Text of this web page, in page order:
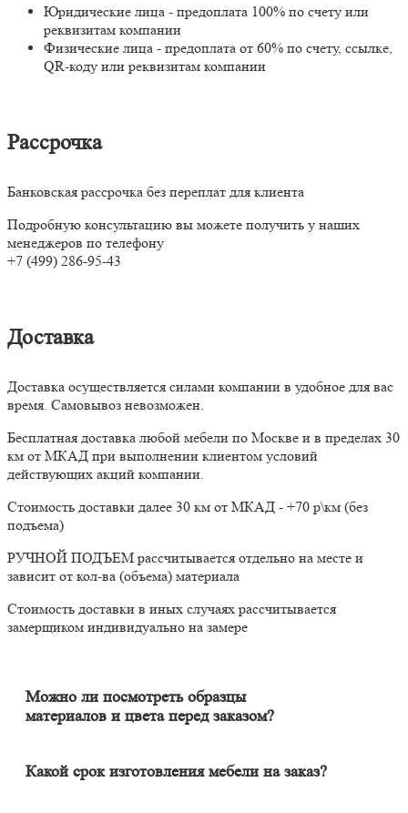
Юридические лица - предоплата 100% по счету или
реквизитам компании
Физические лица - предоплата от 60% по счету, ссылке,
QR-коду или реквизитам компании
Рассрочка
Банковская рассрочка без переплат для клиента
Подробную консультацию вы можете получить у наших
менеджеров по телефону
+7 (499) 286-95-43
Доставка
Доставка осуществляется силами компании в удобное для вас
время. Самовывоз невозможен.
Бесплатная доставка любой мебели по Москве и в пределах 30
км от МКАД при выполнении клиентом условий
действующих акций компании.
Стоимость доставки далее 30 км от МКАД - +70 р\км (без
подъема)
РУЧНОЙ ПОДЪЕМ рассчитывается отдельно на месте и
зависит от кол-ва (объема) материала
Стоимость доставки в иных случаях рассчитывается
замерщиком индивидуально на замере
Можно ли посмотреть образцы
материалов и цвета перед заказом?
месте в собственном освещении увидеть, как будут выглядеть
Какой срок изготовления мебели на заказ?